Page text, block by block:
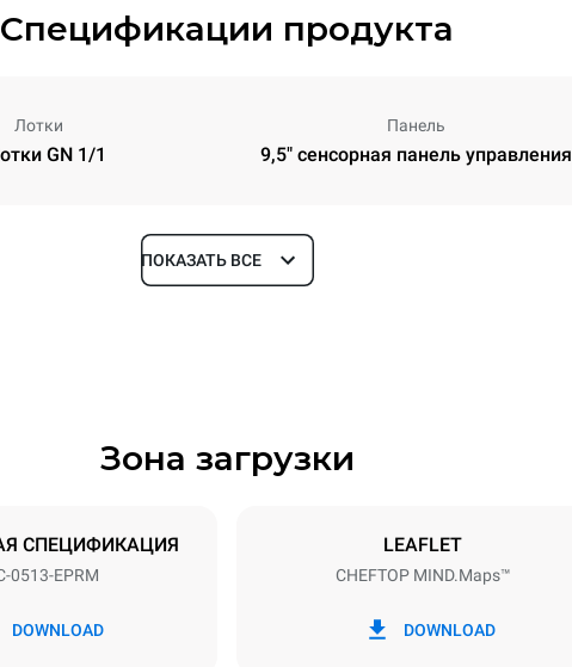
Спецификации продукта
Лотки
GN 1/1
Панель
9,5" сенсорная панель управления
Глубина
Размер противня
240V 3~ / 220-240V
9,4 kW / 9,4 kW / 9,4 kW
ПОКАЗАТЬ ВСЕ
Зона загрузки
СПЕЦИФИКАЦИЯ
0513-EPRM
DOWNLOAD
LEAFLET
CHEFTOP MIND.Maps™
DOWNLOAD